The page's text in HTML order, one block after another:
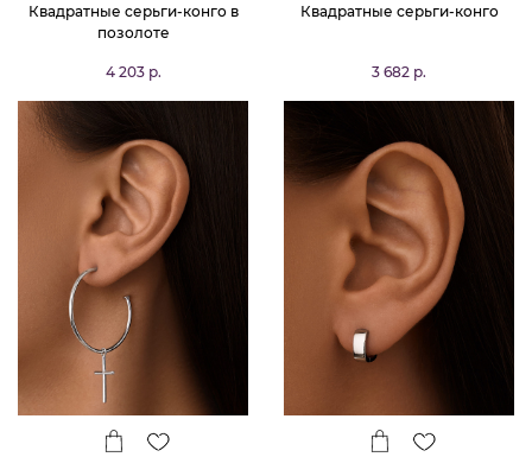
Квадратные серьги-конго в
позолоте
4 203 р.
Квадратные серьги-конго
3 682 р.